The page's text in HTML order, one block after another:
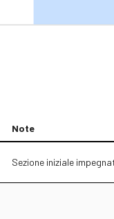
Note
Sezione iniziale